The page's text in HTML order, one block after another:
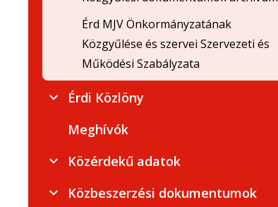
Érd MJV Önkormányzatának
Közgyűlése és szervei Szervezeti és
Működési Szabályzata
Érdi Közlöny
Meghívók
Közérdekű adatok
Közbeszerzési dokumentumok